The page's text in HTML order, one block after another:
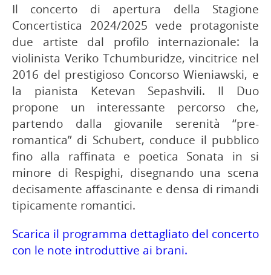
Il concerto di apertura della Stagione
Concertistica 2024/2025 vede protagoniste
due artiste dal profilo internazionale: la
violinista Veriko Tchumburidze, vincitrice nel
2016 del prestigioso Concorso Wieniawski, e
la pianista Ketevan Sepashvili. Il Duo
propone un interessante percorso che,
partendo dalla giovanile serenità “pre-
romantica” di Schubert, conduce il pubblico
fino alla raffinata e poetica Sonata in si
minore di Respighi, disegnando una scena
decisamente affascinante e densa di rimandi
tipicamente romantici.
Scarica il programma dettagliato del concerto
con le note introduttive ai brani.